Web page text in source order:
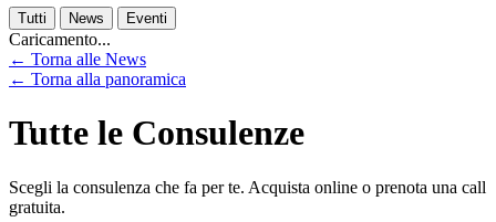
Tutti News Eventi
Caricamento...
← Torna alle News
← Torna alla panoramica
Tutte le Consulenze
Scegli la consulenza che fa per te. Acquista online o prenota una call
gratuita.